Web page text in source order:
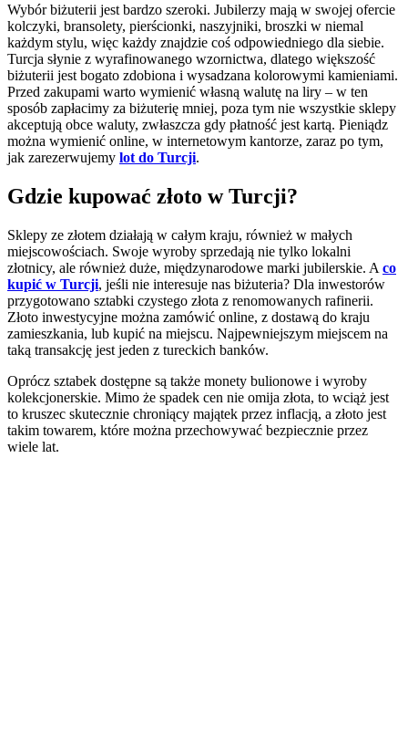
Wybór biżuterii jest bardzo szeroki. Jubilerzy mają w swojej ofercie
kolczyki, bransolety, pierścionki, naszyjniki, broszki w niemal
każdym stylu, więc każdy znajdzie coś odpowiedniego dla siebie.
Turcja słynie z wyrafinowanego wzornictwa, dlatego większość
biżuterii jest bogato zdobiona i wysadzana kolorowymi kamieniami.
Przed zakupami warto wymienić własną walutę na liry – w ten
sposób zapłacimy za biżuterię mniej, poza tym nie wszystkie sklepy
akceptują obce waluty, zwłaszcza gdy płatność jest kartą. Pieniądz
można wymienić online, w internetowym kantorze, zaraz po tym,
jak zarezerwujemy lot do Turcji.
Gdzie kupować złoto w Turcji?
Sklepy ze złotem działają w całym kraju, również w małych
miejscowościach. Swoje wyroby sprzedają nie tylko lokalni
złotnicy, ale również duże, międzynarodowe marki jubilerskie. A co
kupić w Turcji, jeśli nie interesuje nas biżuteria? Dla inwestorów
przygotowano sztabki czystego złota z renomowanych rafinerii.
Złoto inwestycyjne można zamówić online, z dostawą do kraju
zamieszkania, lub kupić na miejscu. Najpewniejszym miejscem na
taką transakcję jest jeden z tureckich banków.
Oprócz sztabek dostępne są także monety bulionowe i wyroby
kolekcjonerskie. Mimo że spadek cen nie omija złota, to wciąż jest
to kruszec skutecznie chroniący majątek przez inflacją, a złoto jest
takim towarem, które można przechowywać bezpiecznie przez
wiele lat.